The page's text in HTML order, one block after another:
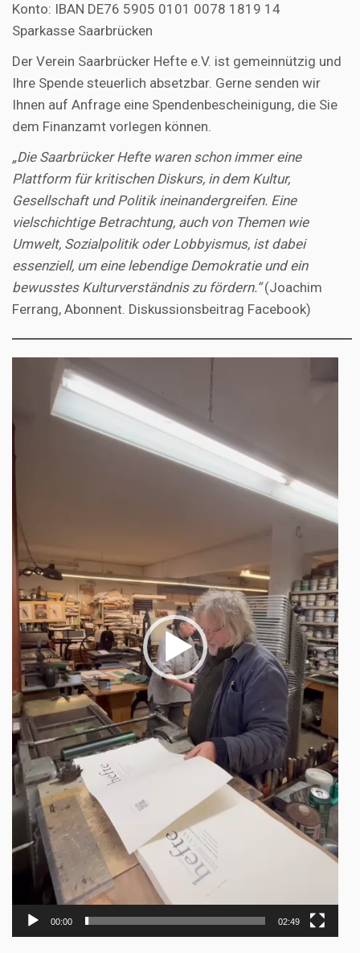
Konto: IBAN DE76 5905 0101 0078 1819 14
Sparkasse Saarbrücken
Der Verein Saarbrücker Hefte e.V. ist gemeinnützig und
Ihre Spende steuerlich absetzbar. Gerne senden wir
Ihnen auf Anfrage eine Spendenbescheinigung, die Sie
dem Finanzamt vorlegen können.
„Die Saarbrücker Hefte waren schon immer eine
Plattform für kritischen Diskurs, in dem Kultur,
Gesellschaft und Politik ineinandergreifen. Eine
vielschichtige Betrachtung, auch von Themen wie
Umwelt, Sozialpolitik oder Lobbyismus, ist dabei
essenziell, um eine lebendige Demokratie und ein
bewusstes Kulturverständnis zu fördern.“(Joachim
Ferrang, Abonnent. Diskussionsbeitrag Facebook)
00:00 02:49